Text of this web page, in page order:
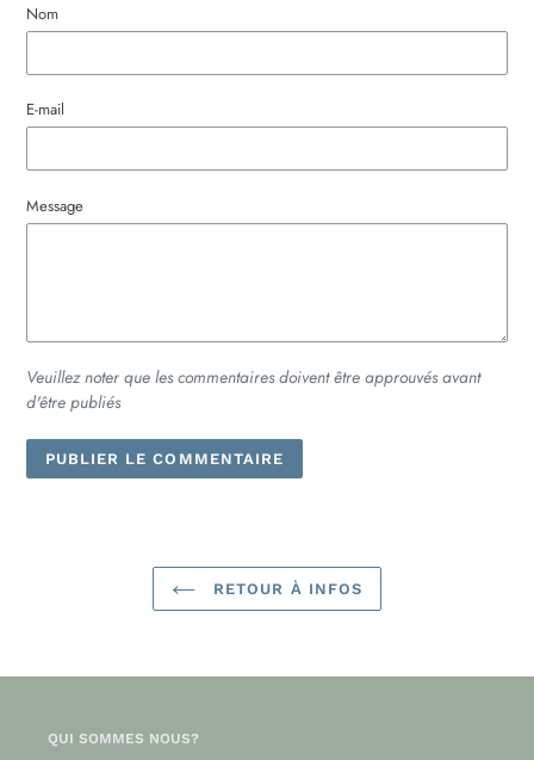
Nom
E-mail
Message
Veuillez noter que les commentaires doivent être approuvés avant
d'être publiés
RETOUR À INFOS
QUI SOMMES NOUS?